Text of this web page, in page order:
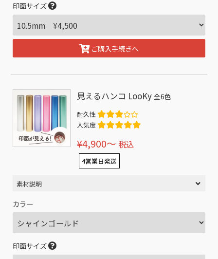
印面サイズ
ご購入手続きへ
見えるハンコ LooKy全6色
耐久性
人気度
¥4,900〜 税込
4営業日発送
素材説明
カラー
印面サイズ